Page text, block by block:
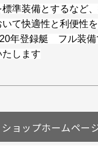
準装備とするなど
いて快適性と利便性
年登録艇 フル装備
たします
ショップホームペー